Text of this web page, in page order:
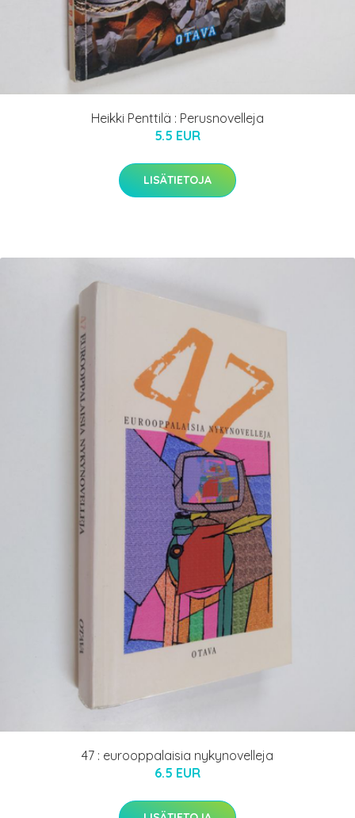
Heikki Penttilä : Perusnovelleja
5.5 EUR
LISÄTIETOJA
47 : eurooppalaisia nykynovelleja
6.5 EUR